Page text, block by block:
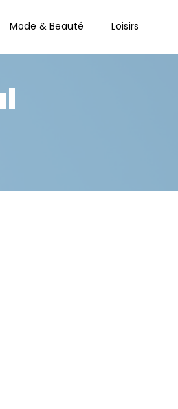
Mode & Beauté Loisirs